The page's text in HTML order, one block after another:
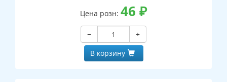
Цена розн: 46 ₽
−
+
В корзину